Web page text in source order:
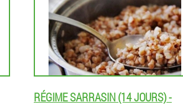
RÉGIME SARRASIN (14 JOURS) -